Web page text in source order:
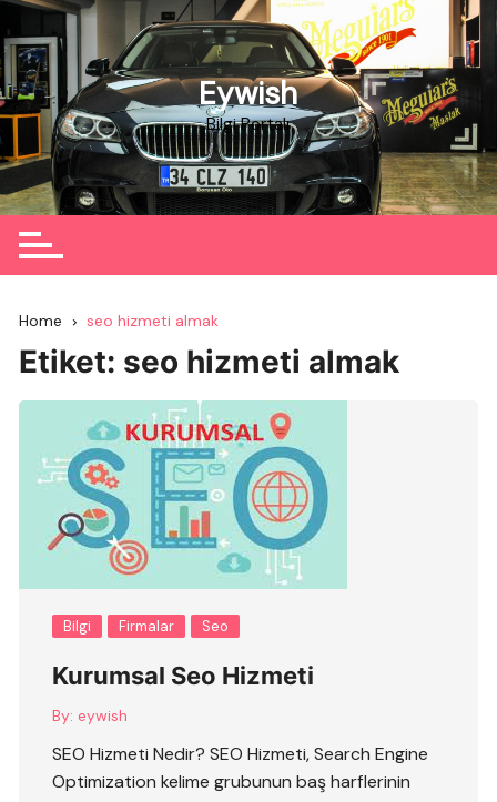
Skip
to
content
Eywish
Bilgi Portalı
Home seo hizmeti almak
Etiket: seo hizmeti almak
Bilgi Firmalar Seo
Kurumsal Seo Hizmeti
By: eywish
SEO Hizmeti Nedir? SEO Hizmeti, Search Engine
Optimization kelime grubunun baş harflerinin